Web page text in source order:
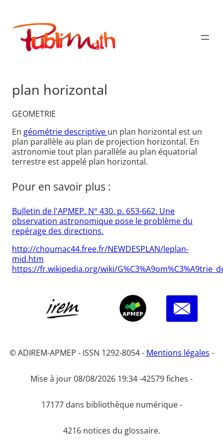
contenu
Publimath
plan horizontal
GEOMETRIE
En géométrie descriptive un plan horizontal est un
plan parallèle au plan de projection horizontal. En
astronomie tout plan parallèle au plan équatorial
terrestre est appelé plan horizontal.
Pour en savoir plus :
Bulletin de l'APMEP. N° 430. p. 653-662. Une
observation astronomique pose le problème du
repérage des directions.
http://choumac44.free.fr/NEWDESPLAN/leplan-
mid.htm
https://fr.wikipedia.org/wiki/
© ADIREM-APMEP - ISSN 1292-8054 - Mentions légales -
Mise à jour 08/08/2026 19:34 -42579 fiches -
17177 dans bibliothèque numérique -
4216 notices du glossaire.